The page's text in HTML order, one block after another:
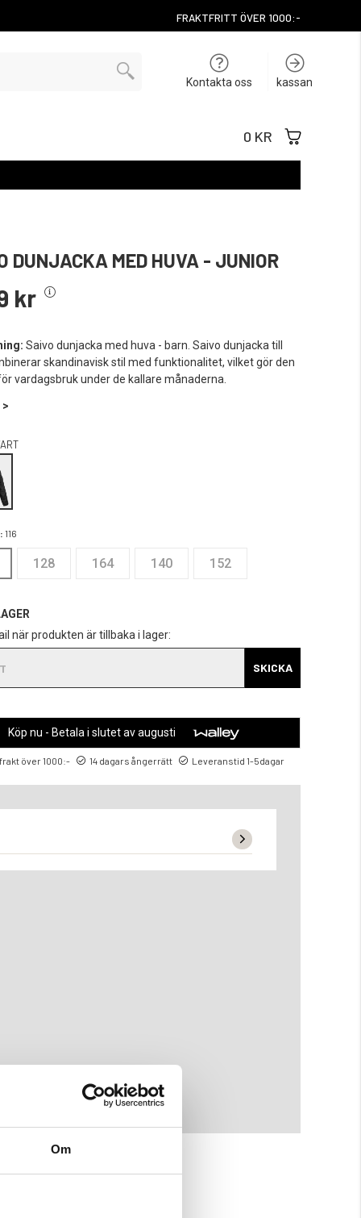
Om
FRAKTFRITT ÖVER 1000:-
Kontakta oss kassan
0 KR
DUNJACKA MED HUVA - JUNIOR
kr
Saivo dunjacka med huva - barn. Saivo dunjacka till
skandinavisk stil med funktionalitet, vilket gör den
vardagsbruk under de kallare månaderna.
116
128 164 140 152
när produkten är tillbaka i lager:
SKICKA
Köp nu - Betala i slutet av augusti
över 1000:- 14 dagars ångerrätt Leveranstid 1-5dagar